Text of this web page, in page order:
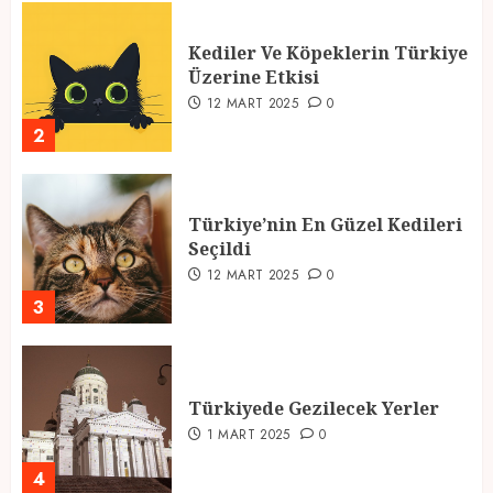
2
Kediler Ve Köpeklerin Türkiye
Üzerine Etkisi
12 MART 2025 0
3
Türkiye’nin En Güzel Kedileri
Seçildi
12 MART 2025 0
4
Türkiyede Gezilecek Yerler
1 MART 2025 0